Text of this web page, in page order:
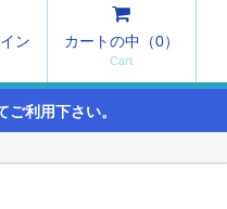
ン カートの中（0）
利用下さい。